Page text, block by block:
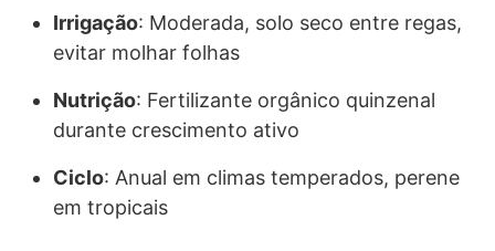
Irrigação: Moderada, solo seco entre regas,
evitar molhar folhas
Nutrição: Fertilizante orgânico quinzenal
durante crescimento ativo
Ciclo: Anual em climas temperados, perene
em tropicais